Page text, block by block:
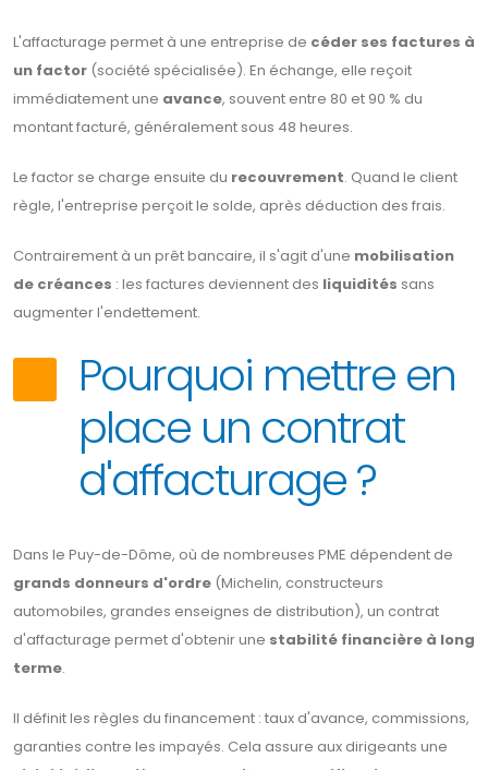
L'affacturage permet à une entreprise de céder ses factures à
un factor (société spécialisée). En échange, elle reçoit
immédiatement une avance, souvent entre 80 et 90 % du
montant facturé, généralement sous 48 heures.
Le factor se charge ensuite du recouvrement. Quand le client
règle, l'entreprise perçoit le solde, après déduction des frais.
Contrairement à un prêt bancaire, il s'agit d'une mobilisation
de créances : les factures deviennent des liquidités sans
augmenter l'endettement.
Pourquoi mettre en
place un contrat
d'affacturage ?
Dans le Puy-de-Dôme, où de nombreuses PME dépendent de
grands donneurs d'ordre (Michelin, constructeurs
automobiles, grandes enseignes de distribution), un contrat
d'affacturage permet d'obtenir une stabilité financière à long
terme.
Il définit les règles du financement : taux d'avance, commissions,
garanties contre les impayés. Cela assure aux dirigeants une